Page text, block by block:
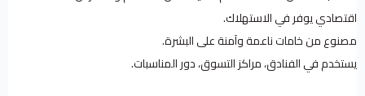
اقتصادي يوفر في الاستهلاك.
مصنوع من خامات ناعمة وآمنة على البشرة.
يستخدم في الفنادق، مراكز التسوق، دور المناسبات.